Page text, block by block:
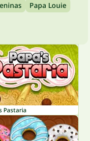
Papa Louie
Pastaria